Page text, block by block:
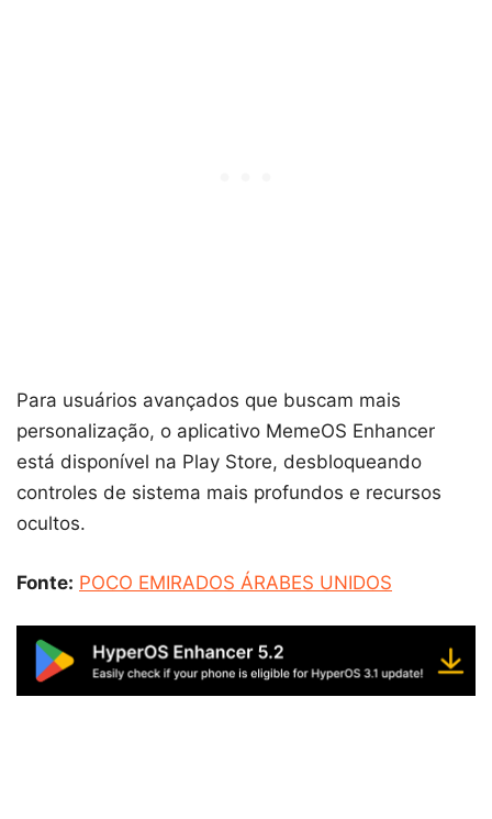
Para usuários avançados que buscam mais
personalização, o aplicativo MemeOS Enhancer
está disponível na Play Store, desbloqueando
controles de sistema mais profundos e recursos
ocultos.
Fonte: POCO EMIRADOS ÁRABES UNIDOS